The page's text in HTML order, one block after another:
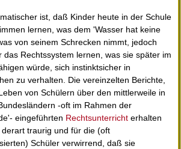
ist, daß Kinder heute in der Schule
lernen, was dem 'Wasser hat keine
von seinem Schrecken nimmt, jedoch
das Rechtssystem lernen, was sie später im
würde, sich instinktsicher in
zu verhalten. Die vereinzelten Berichte,
von Schülern über den mittlerweile in
-oft im Rahmen der
eingeführten Rechtsunterricht erhalten
derart traurig und für die (oft
Schüler verwirrend, daß sie